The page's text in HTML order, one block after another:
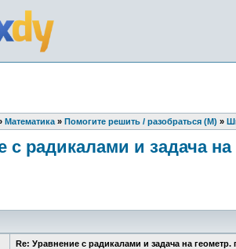
Математика » Помогите решить / разобраться (М) »
с радикалами и задача
Re: Уравнение с радикалами и задача на геометр.